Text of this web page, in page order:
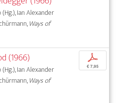
Ian Alexander
Ways of
(1966)
Ian Alexander
Ways of
p
€ 7,95